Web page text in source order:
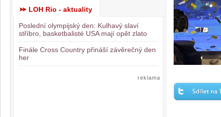
LOH Rio - aktuality
Poslední olympijský den: Kulhavý slaví
stříbro, basketbalisté USA mají opět zlato
Finále Cross Country přináší závěrečný den
her
reklama